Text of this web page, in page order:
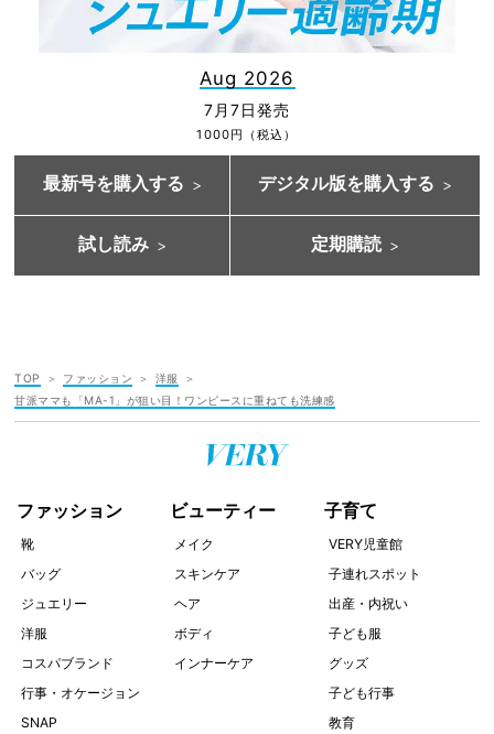
Aug 2026
7月7日発売
1000円（税込）
最新号を購入する デジタル版を購入する
試し読み 定期購読
TOP ファッション
洋服
甘派ママも「MA-1」が狙い目！ワンピースに重ねても洗練感
ファッション
靴
バッグ
ジュエリー
洋服
コスパブランド
行事・オケージョン
SNAP
ビューティー
メイク
スキンケア
ヘア
ボディ
インナーケア
子育て
VERY児童館
子連れスポット
出産・内祝い
子ども服
グッズ
子ども行事
教育